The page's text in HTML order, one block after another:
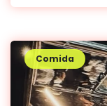
Comida